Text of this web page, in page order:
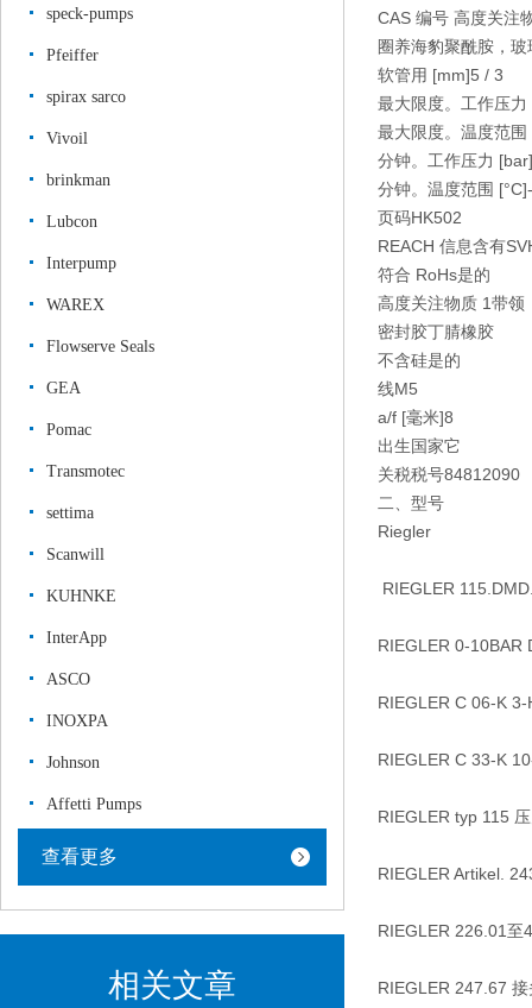
speck-pumps
Pfeiffer
spirax sarco
Vivoil
brinkman
Lubcon
Interpump
WAREX
Flowserve Seals
GEA
Pomac
Transmotec
settima
Scanwill
KUHNKE
InterApp
ASCO
INOXPA
Johnson
Affetti Pumps
查看更多
相关文章
CAS 编号 高度关注
圈养海豹聚酰胺，玻
软管用 [mm]5 / 3
最大限度。工作压力
最大限度。温度范围
分钟。工作压力 [bar]
分钟。温度范围 [°C]
页码HK502
REACH 信息含有
符合 RoHs是的
高度关注物质 1带领
密封胶丁腈橡胶
不含硅是的
线M5
a/f [毫米]8
出生国家它
关税税号84812090
二、型号
Riegler
RIEGLER
RIEGLER 0-10BAR
RIEGLER C 06-K 3-
RIEGLER C 33-K
RIEGLER typ 115
RIEGLER Artikel.
RIEGLER 226.01至
RIEGLER 247.67 接